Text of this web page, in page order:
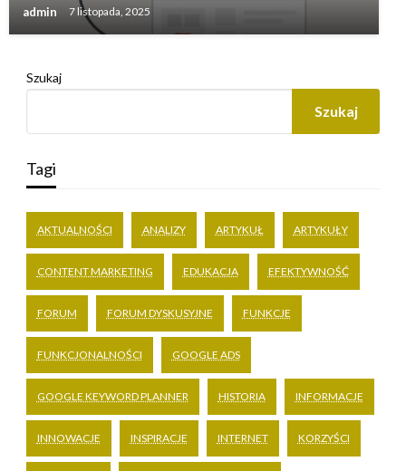
admin 7 listopada, 2025
Szukaj
Szukaj
Tagi
AKTUALNOŚCI ANALIZY ARTYKUŁ ARTYKUŁY
CONTENT MARKETING EDUKACJA EFEKTYWNOŚĆ
FORUM FORUM DYSKUSYJNE FUNKCJE
FUNKCJONALNOŚCI GOOGLE ADS
GOOGLE KEYWORD PLANNER HISTORIA INFORMACJE
INNOWACJE INSPIRACJE INTERNET KORZYŚCI